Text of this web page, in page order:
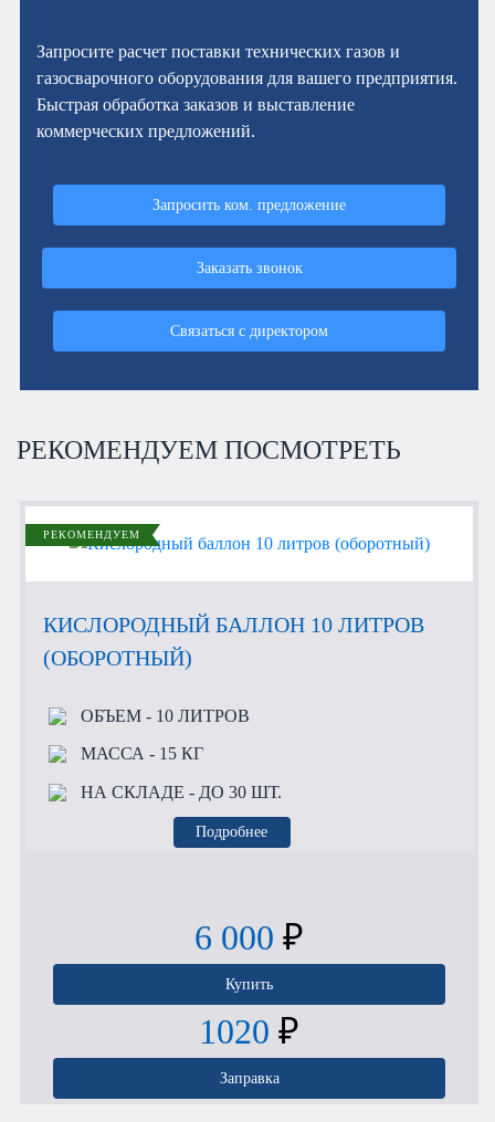
Запросите расчет поставки технических газов и
газосварочного оборудования для вашего предприятия.
Быстрая обработка заказов и выставление
коммерческих предложений.
Запросить ком. предложение
Заказать звонок
Связаться с директором
РЕКОМЕНДУЕМ ПОСМОТРЕТЬ
РЕКОМЕНДУЕМ
КИСЛОРОДНЫЙ БАЛЛОН 10 ЛИТРОВ
(ОБОРОТНЫЙ)
ОБЪЕМ- 10 ЛИТРОВ
МАССА - 15 КГ
НА СКЛАДЕ - ДО 30 ШТ.
Подробнее
6 000 ₽
Купить
1020 ₽
Заправка